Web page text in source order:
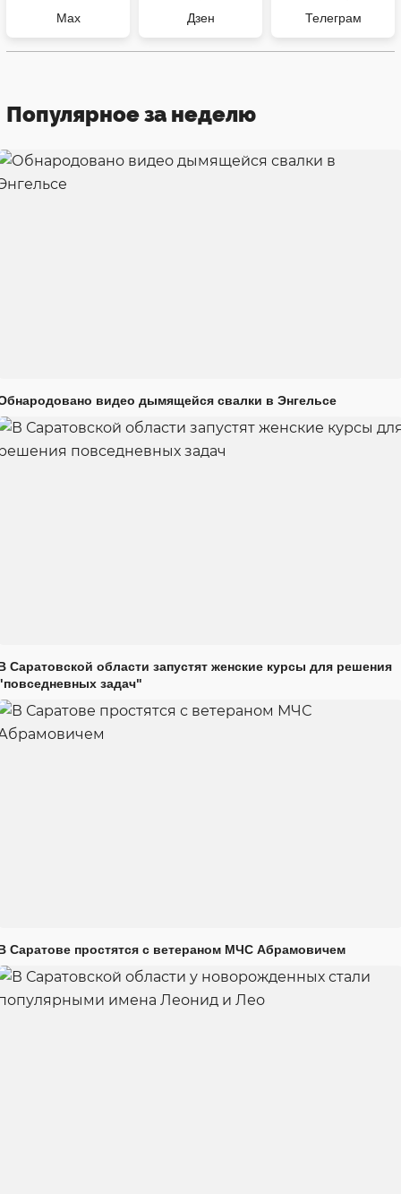
Max Дзен Телеграм
Популярное за неделю
видео дымящейся свалки в Энгельсе
Саратовской области запустят женские курсы для решения
задач"
Саратове простятся с ветераном МЧС Абрамовичем